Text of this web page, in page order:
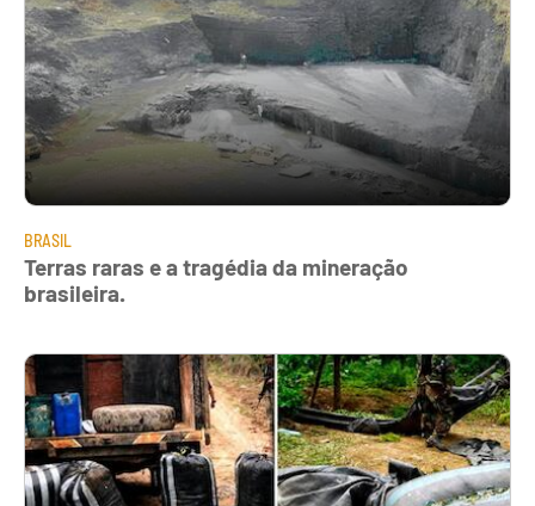
BRASIL
Terras raras e a tragédia da mineração
brasileira.